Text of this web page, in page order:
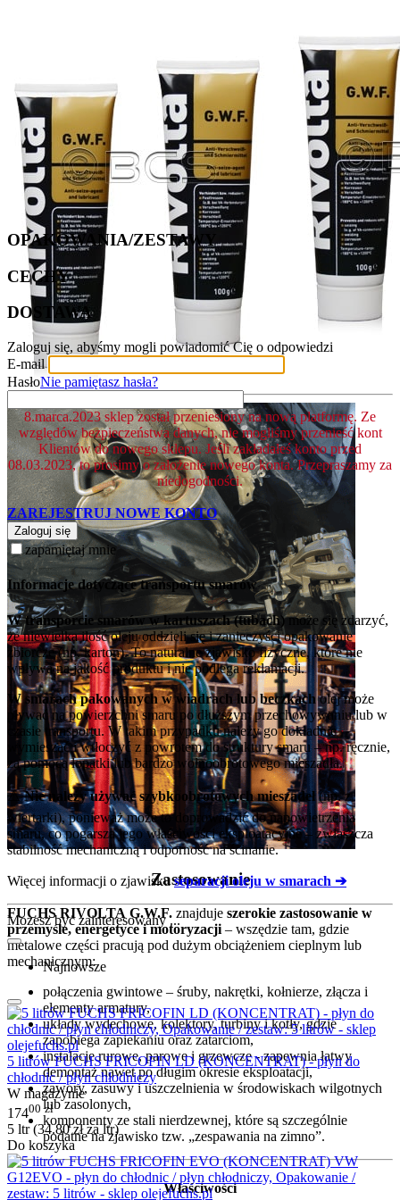
Zastosowanie
FUCHS RIVOLTA G.W.F. znajduje szerokie zastosowanie w
przemyśle, energetyce i motoryzacji– wszędzie tam, gdzie
metalowe części pracują pod dużym obciążeniem cieplnym lub
mechanicznym:
połączenia gwintowe – śruby, nakrętki, kołnierze, złącza i
elementy armatury,
układy wydechowe, kolektory, turbiny i kotły, gdzie
zapobiega zapiekaniu oraz zatarciom,
instalacje rurowe, parowe i grzewcze - zapewnia łatwy
demontaż nawet po długim okresie eksploatacji,
zawory, zasuwy i uszczelnienia w środowiskach wilgotnych
lub zasolonych,
komponenty ze stali nierdzewnej, które są szczególnie
podatne na zjawisko tzw. „zespawania na zimno”.
Właściwości
OPAKOWANIA/ZESTAWY
CECHY
DOSTAWA
Zaloguj się, abyśmy mogli powiadomić Cię o odpowiedzi
E-mail
HasłoNie pamiętasz hasła?
8.marca.2023 sklep został przeniesiony na nową platformę. Ze
względów bezpieczeństwa danych, nie mogliśmy przenieść kont
Klientów do nowego sklepu. Jeśli zakładałeś konto przed
08.03.2023, to prosimy o założenie nowego konta. Przepraszamy za
niedogodności.
ZAREJESTRUJ NOWE KONTO
Zaloguj się
zapamiętaj mnie
Informacje dotyczące transportu smarów
W transporcie smarów w kartuszach (tubach)może się zdarzyć,
że niewielka ilość oleju oddzieli się i zanieczyści opakowanie
zbiorcze (np. karton). To naturalne zjawisko fizyczne, które nie
wpływa na jakość produktu i nie podlega reklamacji.
W smarach pakowanych w wiadrach lub beczkacholej może
pływać na powierzchni smaru po dłuższym przechowywaniu lub w
czasie transportu. W takim przypadku należy go dokładnie
wymieszać i wtłoczyć z powrotem do struktury smaru – np. ręcznie,
za pomocą łopatki lub bardzo wolnoobrotowego mieszadła.
⚠️Nie należy używać szybkoobrotowych mieszadeł(np. z
wiertarki), ponieważ może to doprowadzić do napowietrzenia
smaru, co pogarsza jego właściwości eksploatacyjne – zwłaszcza
stabilność mechaniczną i odporność na ścinanie.
Więcej informacji o zjawiskuseparacji oleju w smarach ➔
Możesz być zainteresowany ...
Najnowsze
5 litrów FUCHS FRICOFIN LD (KONCENTRAT) - płyn do
chłodnic / płyn chłodniczy
W magazynie
17400 zł
5 ltr (34.80złza ltr)
Do koszyka